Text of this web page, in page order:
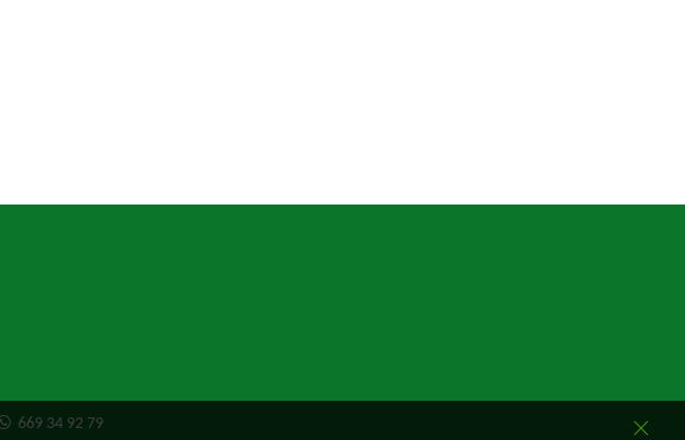
669 34 92 79